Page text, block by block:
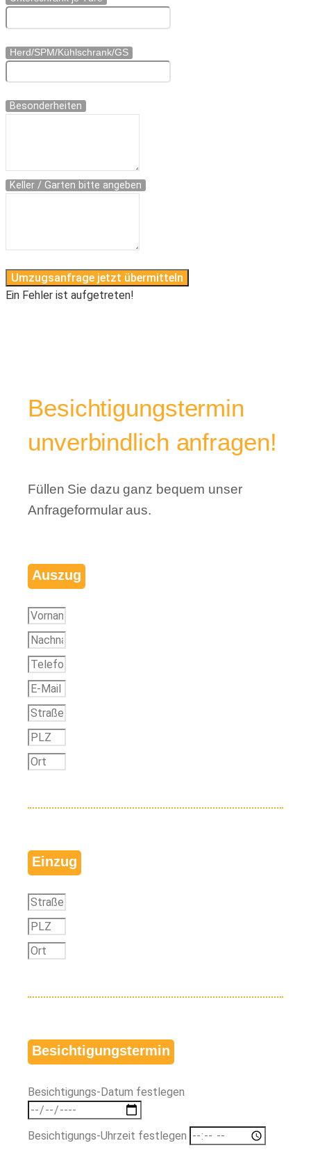
Herd/SPM/Kühlschrank/GS
Besonderheiten
Keller / Garten bitte angeben
Umzugsanfrage jetzt übermitteln
Ein Fehler ist aufgetreten!
Besichtigungstermin
unverbindlich anfragen!
Füllen Sie dazu ganz bequem unser
Anfrageformular aus.
Auszug
Einzug
Besichtigungstermin
Besichtigungs-Datum festlegen
Besichtigungs-Uhrzeit festlegen